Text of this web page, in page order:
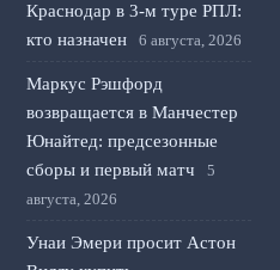
Краснодар в 3-м туре РПЛ:
кто назначен
6 августа, 2026
Маркус Рэшфорд
возвращается в Манчестер
Юнайтед: предсезонные
сборы и первый матч
5
августа, 2026
Унаи Эмери просит Астон